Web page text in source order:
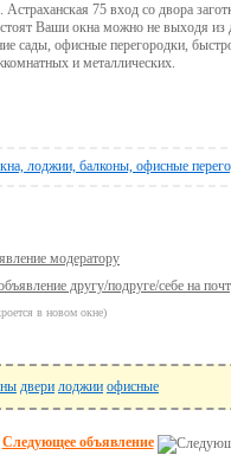
75 вход со двора
Ваши окна можно не выходя
сады, офисные перегородки,
и металлических.
модератору
другу/подруге/себе на
в новом окне)
двери лоджии офисные
Следующее объявление